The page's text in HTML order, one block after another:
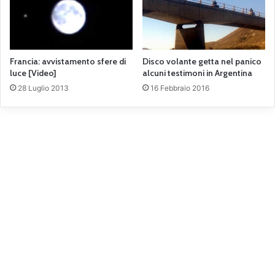
Francia: avvistamento sfere di
luce [Video]
28 Luglio 2013
Disco volante getta nel panico
alcuni testimoni in Argentina
16 Febbraio 2016